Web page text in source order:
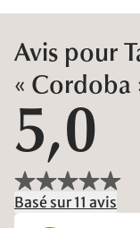
Avis pour
« Cordoba
5,0
Basé sur 11 avis